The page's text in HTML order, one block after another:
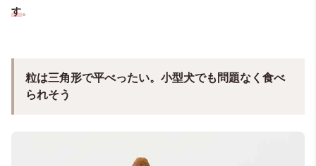
す。
粒は三角形で平べったい。小型犬でも問題なく食べ
られそう